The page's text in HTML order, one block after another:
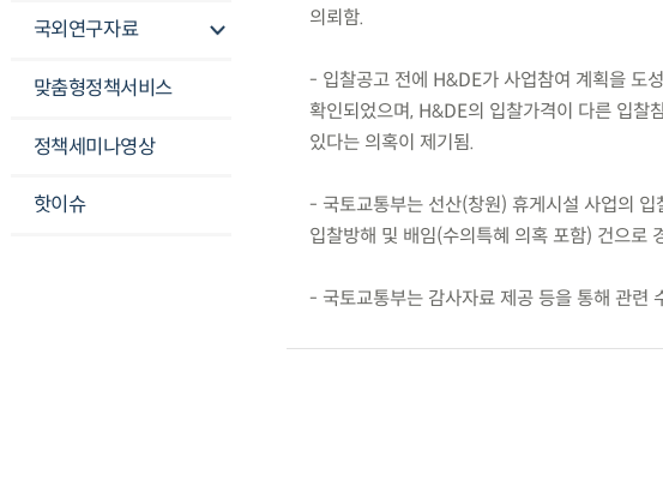
국외연구자료
맞춤형정책서비스
정책세미나영상
핫이슈
의뢰함.
- 입찰공고 전에 H&DE가 사업참여 계획을 도
확인되었으며, H&DE의 입찰가격이 다른 입찰
있다는 의혹이 제기됨.
- 국토교통부는 선산(창원) 휴게시설 사업의
입찰방해 및 배임(수의특혜 의혹 포함) 건으로
- 국토교통부는 감사자료 제공 등을 통해 관련